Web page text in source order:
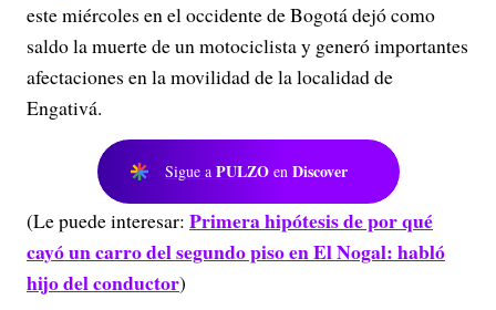
este miércoles en el occidente de Bogotá dejó como
saldo la muerte de un motociclista y generó importantes
afectaciones en la movilidad de la localidad de
Engativá.
Sigue a PULZO en Discover
(Le puede interesar: Primera hipótesis de por qué
cayó un carro del segundo piso en El Nogal: habló
hijo del conductor)